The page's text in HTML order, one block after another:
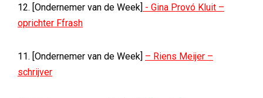
12. [Ondernemer van de Week] - Gina Provó Kluit –
oprichter Ffrash
11. [Ondernemer van de Week] – Riens Meijer –
schrijver